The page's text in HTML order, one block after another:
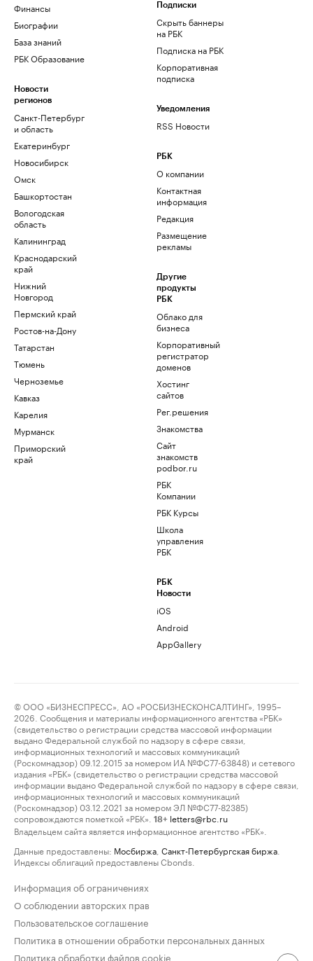
Финансы
Биографии
База знаний
РБК Образование
Новости
регионов
Санкт-Петербург
и область
Екатеринбург
Новосибирск
Омск
Башкортостан
Вологодская
область
Калининград
Краснодарский
край
Нижний
Новгород
Пермский край
Ростов-на-Дону
Татарстан
Тюмень
Черноземье
Кавказ
Карелия
Мурманск
Приморский
край
Подписки
Скрыть баннеры
на РБК
Подписка на РБК
Корпоративная
подписка
Уведомления
RSS Новости
РБК
О компании
Контактная
информация
Редакция
Размещение
рекламы
Другие
продукты
РБК
Облако для
бизнеса
Корпоративный
регистратор
доменов
Хостинг
сайтов
Рег.решения
Знакомства
Сайт
знакомств
podbor.ru
РБК
Компании
РБК Курсы
Школа
управления
РБК
РБК
Новости
iOS
Android
AppGallery
© ООО «БИЗНЕСПРЕСС», АО «РОСБИЗНЕСКОНСАЛТИНГ», 1995–
2026. Сообщения и материалы информационного агентства «РБК»
(свидетельство о регистрации средства массовой информации
выдано Федеральной службой по надзору в сфере связи,
информационных технологий и массовых коммуникаций
(Роскомнадзор) 09.12.2015 за номером ИА №ФС77-63848) и сетевого
издания «РБК» (свидетельство о регистрации средства массовой
информации выдано Федеральной службой по надзору в сфере связи,
информационных технологий и массовых коммуникаций
(Роскомнадзор) 03.12.2021 за номером ЭЛ №ФС77-82385)
сопровождаются пометкой «РБК».
18+ letters@rbc.ru
Владельцем сайта является информационное агентство «РБК».
Данные предоставлены: Мосбиржа Санкт-Петербургская биржа
Индексы облигаций предоставлены Cbonds.
Информация об ограничениях
О соблюдении авторских прав
Пользовательское соглашение
Политика в отношении обработки персональных данных
Политика обработки файлов cookie